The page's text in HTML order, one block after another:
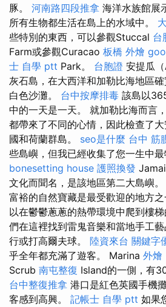
豚。 河南路四段推拿 海洋水族館展
所有生物都生活在島上的水域中。
些特別的東西，可以參觀Stuccal 台
Farm或參觀Curacao 板橋 外燴
士 自學 ptt Park。 台胞證 安提瓜
灰石島，在大西洋和加勒比海地區
白色沙灘。 台中按摩排毒 該島以
中的一天是一天。 就加勒比海而言
都帶來了不同的心情，因此檢查了
國和荷蘭群島。 seo是什麼 台中 筋
些島嶼，但我已經收集了您一生中最
bonesetting house 護照換發
文化而聞名，是該地區第二大島嶼。
富裕的自然寶藏是最受歡迎的地方
以在鬱鬱蔥蔥的熱帶環境中爬到樓梯
們在這裡找到雷鬼音樂和當地手工
行或打高爾夫球。 陸資來台 關鍵字
乎全年都充滿了遊客。 Marina 外燴
Scrub 南屯整復 Island的一側，有
台中整復推拿 港口是紅色英國手機
客感到高興。 記帳士 自學 ptt 如果